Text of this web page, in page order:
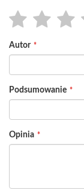
star
stars
stars
stars
stars
Autor
Podsumowanie
Opinia